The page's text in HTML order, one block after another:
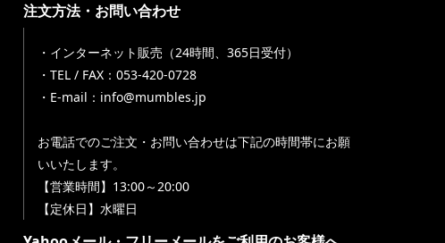
注文方法・お問い合わせ
・インターネット販売（24時間、365日受付）
・TEL / FAX：053-420-0728
・E-mail：info@mumbles.jp
お電話でのご注文・お問い合わせは下記の時間帯にお願
いいたします。
【営業時間】13:00～20:00
【定休日】水曜日